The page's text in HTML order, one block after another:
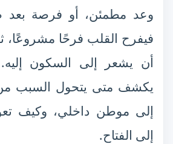
وعد مطمئن، أو فرصة بعد
فيفرح القلب فرحًا مشروعًا،
أن يشعر إلى السكون
يكشف متى يتحول السبب
إلى موطن داخلي، وكيف
إلى الفتاح.